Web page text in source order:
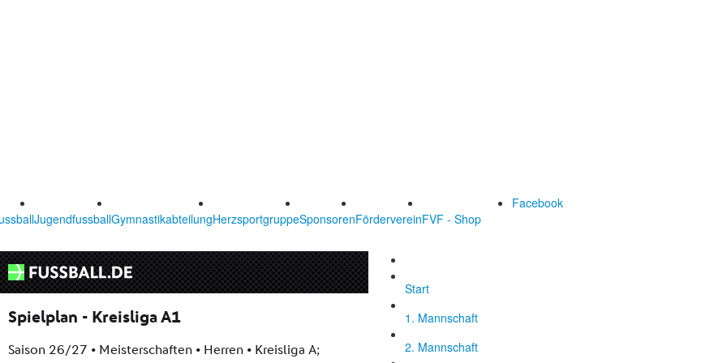
Facebook
JugendfussballGymnastikabteilungHerzsportgruppeSponsorenFördervereinFVF - Shop
Start
1. Mannschaft
2. Mannschaft